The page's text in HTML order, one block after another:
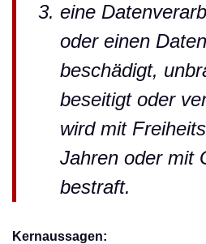
eine
oder einen
beschädigt,
beseitigt oder
wird mit
Jahren oder mit
bestraft.
Kernaussagen: